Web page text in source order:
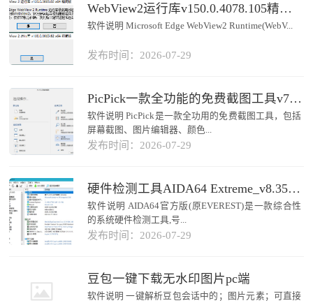
WebView2运行库v150.0.4078.105精简优化
软件说明 Microsoft Edge WebView2 Runtime(WebV...
发布时间：2026-07-29
PicPick一款全功能的免费截图工具v7.6.0
软件说明 PicPick是一款全功用的免费截图工具，包括
屏幕截图、图片编辑器、颜色...
发布时间：2026-07-29
硬件检测工具AIDA64 Extreme_v8.35正式版
软件说明 AIDA64官方版(原EVEREST)是一款综合性
的系统硬件检测工具,号...
发布时间：2026-07-29
豆包一键下载无水印图片pc端
软件说明 一键解析豆包会话中的；图片元素；可直接